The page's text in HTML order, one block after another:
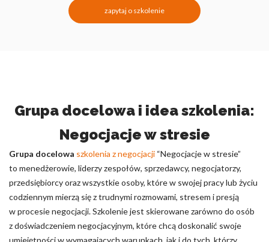
zapytaj o szkolenie
Grupa docelowa i idea szkolenia:
Negocjacje w stresie
Grupa docelowa szkolenia z negocjacji “Negocjacje w stresie”
to menedżerowie, liderzy zespołów, sprzedawcy, negocjatorzy,
przedsiębiorcy oraz wszystkie osoby, które w swojej pracy lub życiu
codziennym mierzą się z trudnymi rozmowami, stresem i presją
w procesie negocjacji. Szkolenie jest skierowane zarówno do osób
z doświadczeniem negocjacyjnym, które chcą doskonalić swoje
umiejętności w wymagających warunkach, jak i do tych, którzy